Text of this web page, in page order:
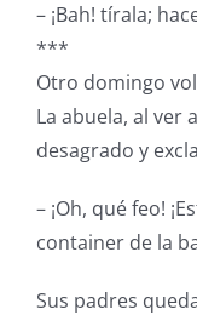
– ¡Bah! tírala;
***
Otro domingo
La abuela, al ver
desagrado y
– ¡Oh, qué feo!
container de la
Sus padres